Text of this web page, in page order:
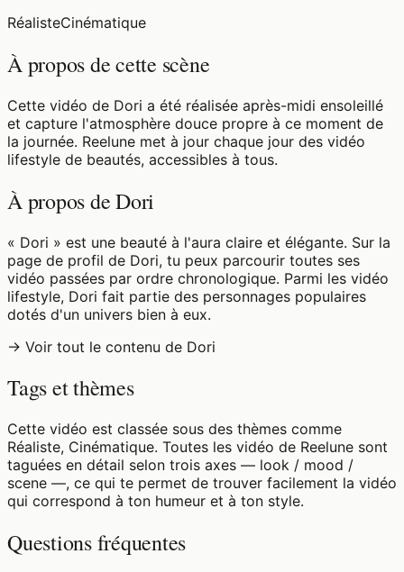
RéalisteCinématique
À propos de cette scène
Cette vidéo de Dori a été réalisée après-midi ensoleillé
et capture l'atmosphère douce propre à ce moment de
la journée. Reelune met à jour chaque jour des vidéo
lifestyle de beautés, accessibles à tous.
À propos de Dori
« Dori » est une beauté à l'aura claire et élégante. Sur la
page de profil de Dori, tu peux parcourir toutes ses
vidéo passées par ordre chronologique. Parmi les vidéo
lifestyle, Dori fait partie des personnages populaires
dotés d'un univers bien à eux.
→ Voir tout le contenu de Dori
Tags et thèmes
Cette vidéo est classée sous des thèmes comme
Réaliste, Cinématique. Toutes les vidéo de Reelune sont
taguées en détail selon trois axes — look / mood /
scene —, ce qui te permet de trouver facilement la vidéo
qui correspond à ton humeur et à ton style.
Questions fréquentes